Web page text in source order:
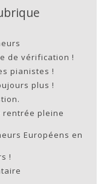
de vérification !
pianistes !
plus !
rentrée pleine
Européens en
!